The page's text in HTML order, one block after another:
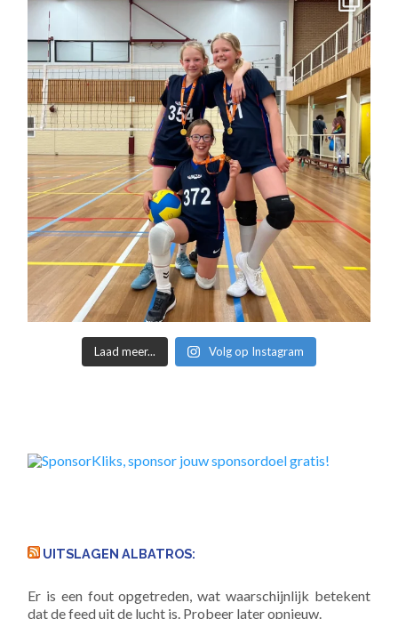
Laad meer... Volg op Instagram
UITSLAGEN ALBATROS:
Er is een fout opgetreden, wat waarschijnlijk betekent
dat de feed uit de lucht is. Probeer later opnieuw.